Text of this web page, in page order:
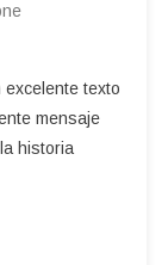
excelente texto
mensaje
historia